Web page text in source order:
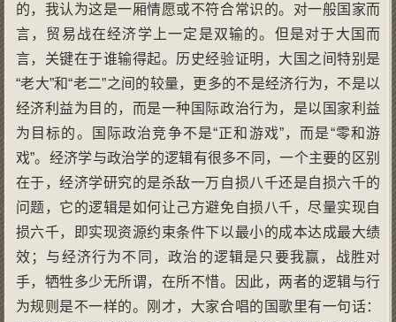
的，我认为这是一厢情愿或不符合常识的。对一般国家而
言，贸易战在经济学上一定是双输的。但是对于大国而
言，关键在于谁输得起。历史经验证明，大国之间特别是
“老大”和“老二”之间的较量，更多的不是经济行为，不是以
经济利益为目的，而是一种国际政治行为，是以国家利益
为目标的。国际政治竞争不是“正和游戏”，而是“零和游
戏”。经济学与政治学的逻辑有很多不同，一个主要的区别
在于，经济学研究的是杀敌一万自损八千还是自损六千的
问题，它的逻辑是如何让己方避免自损八千，尽量实现自
损六千，即实现资源约束条件下以最小的成本达成最大绩
效；与经济行为不同，政治的逻辑是只要我赢，战胜对
手，牺牲多少无所谓，在所不惜。因此，两者的逻辑与行
为规则是不一样的。刚才，大家合唱的国歌里有一句话：